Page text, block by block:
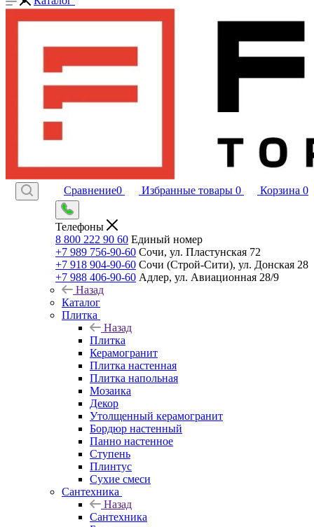
Сравнение0 Избранные товары 0 Корзина 0
Телефоны
8 800 222 90 60 Единый номер
+7 989 756-90-60 Сочи, ул. Пластунская 72
+7 918 904-90-60 Сочи (Строй-Сити), ул. Донская 28
+7 988 406-90-60 Адлер, ул. Авиационная 28/9
Назад
Каталог
Плитка
Назад
Плитка
Керамогранит
Плитка настенная
Плитка напольная
Мозаика
Декор
Утолщенный керамогранит
Бордюр настенный
Панно настенное
Ступень
Плинтус
Сухие смеси
Сантехника
Назад
Сантехника